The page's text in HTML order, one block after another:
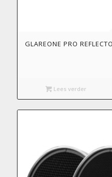
GLAREONE PRO
Lees verder